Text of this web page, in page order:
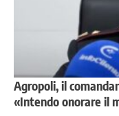
Agropoli, il
«Intendo onorare il